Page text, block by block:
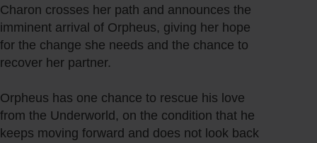
Charon crosses her path and announces the
imminent arrival of Orpheus, giving her hope
for the change she needs and the chance to
recover her partner.
Orpheus has one chance to rescue his love
from the Underworld, on the condition that he
keeps moving forward and does not look back